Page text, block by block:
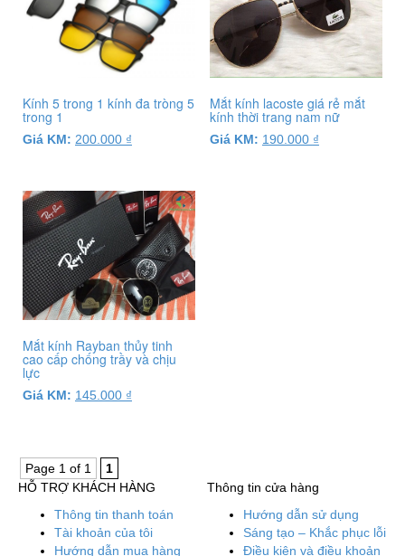
phổ
biến
Kính 5 trong 1 kính đa tròng 5
trong 1
Giá KM: 200.000 ₫
Mắt kính lacoste giá rẻ mắt
kính thời trang nam nữ
Giá KM: 190.000 ₫
Mắt kính Rayban thủy tinh
cao cấp chống trầy và chịu
lực
Giá KM: 145.000 ₫
Page 1 of 1
1
HỖ TRỢ KHÁCH HÀNG
Thông tin thanh toán
Tài khoản của tôi
Hướng dẫn mua hàng
Thông tin cửa hàng
Hướng dẫn sử dụng
Sáng tạo – Khắc phục lỗi
Điều kiện và điều khoản